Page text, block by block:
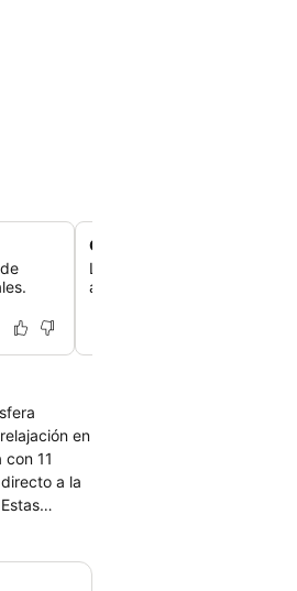
Club infantil Kidsdom muy
Las familias pueden
actividades para niños bien
11
a la